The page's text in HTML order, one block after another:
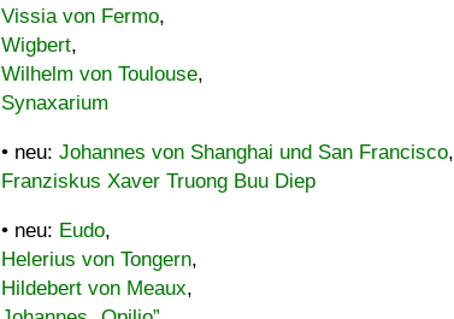
Vissia von Fermo,
Wigbert,
Wilhelm von Toulouse,
Synaxarium
• neu: Johannes von Shanghai und San Francisco,
Franziskus Xaver Truong Buu Diep
• neu: Eudo,
Helerius von Tongern,
Hildebert von Meaux,